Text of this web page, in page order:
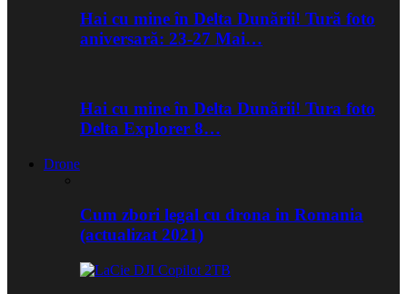
Hai cu mine în Delta Dunării! Tură foto
aniversară: 23-27 Mai…
Hai cu mine în Delta Dunării! Tura foto
Delta Explorer 8…
Drone
Cum zbori legal cu drona in Romania
(actualizat 2021)